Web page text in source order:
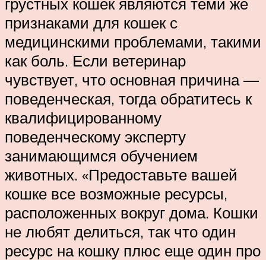
признаками для кошек с
медицинскими проблемами, такими
как боль. Если ветеринар
чувствует, что основная причина —
поведенческая, тогда обратитесь к
квалифицированному
поведенческому эксперту
занимающимся обучением
животных. «Предоставьте вашей
кошке все возможные ресурсы,
расположенных вокруг дома. Кошки
не любят делиться, так что один
ресурс на кошку плюс еще один про